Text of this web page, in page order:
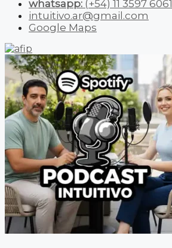
whatsapp: (+54) 11 3597 6061
intuitivo.ar@gmail.com
Google Maps